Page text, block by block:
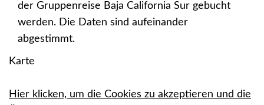
der Gruppenreise Baja California Sur gebucht
werden. Die Daten sind aufeinander
abgestimmt.
Karte
Hier klicken, um die Cookies zu akzeptieren und die